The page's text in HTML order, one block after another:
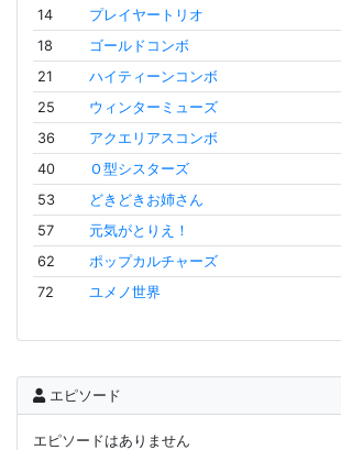
14
プレイヤートリオ
18
ゴールドコンボ
21
ハイティーンコンボ
25
ウィンターミューズ
36
アクエリアスコンボ
40
Ｏ型シスターズ
53
どきどきお姉さん
57
元気がとりえ！
62
ポップカルチャーズ
72
ユメノ世界
エピソード
エピソードはありません